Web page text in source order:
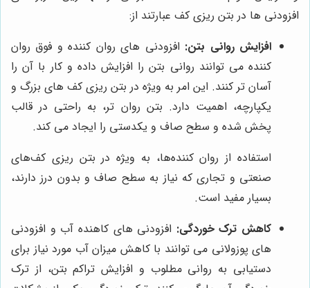
افزودنی ها در بتن ریزی کف عبارتند از:
افزایش روانی بتن: افزودنی های روان کننده و فوق روان
کننده می توانند روانی بتن را افزایش داده و کار با آن را
آسان تر کنند. این امر به ویژه در بتن ریزی کف های بزرگ و
یکپارچه، اهمیت دارد. بتن روان تر، به راحتی در قالب
پخش شده و سطح صاف و یکدستی را ایجاد می کند.
استفاده از روان کننده‌ها، به ویژه در بتن ریزی کف‌های
صنعتی و تجاری که نیاز به سطح صاف و بدون درز دارند،
بسیار مفید است.
کاهش ترک خوردگی: افزودنی های کاهنده آب و افزودنی
های پوزولانی می توانند با کاهش میزان آب مورد نیاز برای
دستیابی به روانی مطلوب و افزایش تراکم بتن، از ترک